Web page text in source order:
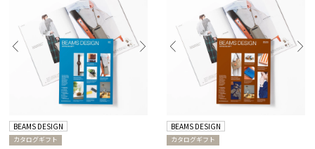
BEAMS DESIGN
カタログギフト
BEAMS DESIGN
カタログギフト